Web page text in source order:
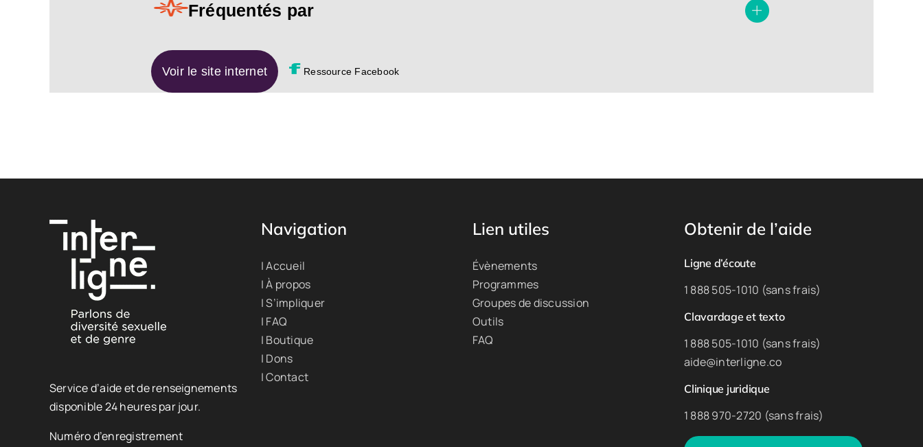
Fréquentés par
Voir le site internet Ressource Facebook
Service d’aide et de renseignements
disponible 24 heures par jour.
Numéro d’enregistrement
Navigation
| Accueil
| À propos
| S’impliquer
| FAQ
| Boutique
| Dons
| Contact
Lien utiles
Évènements
Programmes
Groupes de discussion
Outils
FAQ
Obtenir de l’aide
Ligne d’écoute
1 888 505-1010 (sans frais)
Clavardage et texto
1 888 505-1010 (sans frais)
aide@interligne.co
Clinique juridique
1 888 970-2720 (sans frais)